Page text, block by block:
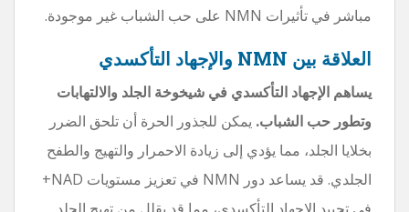
مباشر في تأثيرات NMN على حب الشباب غير موجودة.
العلاقة بين NMN والإجهاد التأكسدي
يساهم الإجهاد التأكسدي في شيخوخة الجلد والالتهابات
وتطور حب الشباب. يمكن للجذور الحرة أن تلحق الضرر
بخلايا الجلد، مما يؤدي إلى زيادة الاحمرار والتهيج والطفح
الجلدي. قد يساعد دور NMN في تعزيز مستويات NAD+
في تحييد الإجهاد التأكسدي، مما قد يقلل من تهيج الجلد